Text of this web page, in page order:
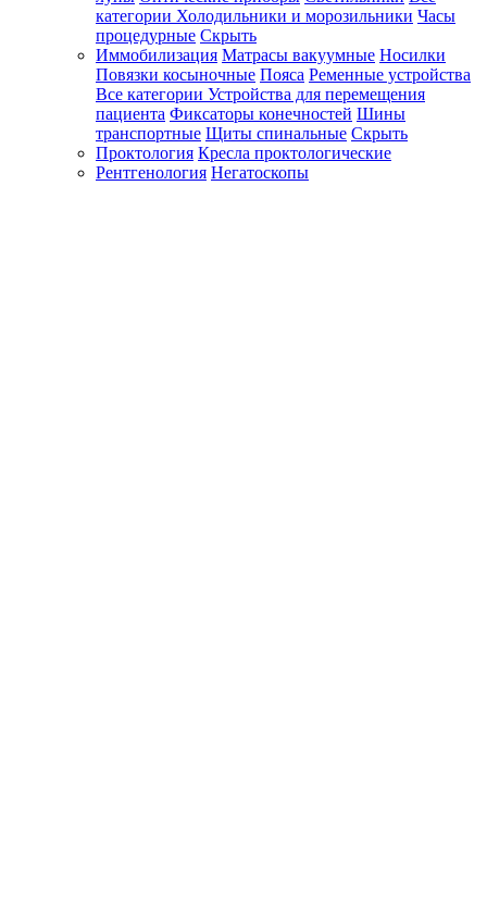
категории Холодильники и морозильники Часы
процедурные Скрыть
Иммобилизация Матрасы вакуумные Носилки
Повязки косыночные Пояса Ременные устройства
Все категории Устройства для перемещения
пациента Фиксаторы конечностей Шины
транспортные Щиты спинальные Скрыть
Проктология Кресла проктологические
Рентгенология Негатоскопы